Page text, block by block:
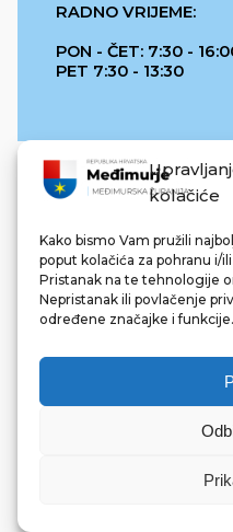
kolačiće
Kako bismo Vam pružili
poput kolačića za pohranu i/
Pristanak na te tehnologije
Nepristanak ili povlačenje
određene značajke i funkcije.
RADNO VRIJEME:
PON - ČET: 7:30 -
PET 7:30 - 13:30
© 2022 Međimurska